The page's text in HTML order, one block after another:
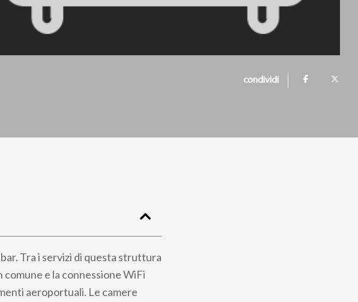
condividi
Tra i servizi di questa struttura
e la connessione WiFi
aeroportuali. Le camere